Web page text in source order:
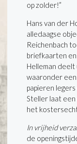
op zolder!”
Hans van der
alledaagse
Reichenbach
briefkaarten
Helleman
waaronder een
papieren
Steller laat een
het
In vrijheid
de